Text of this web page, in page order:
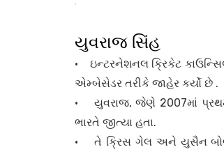
યુવરાજ સિંહ
• ઇન્ટરનેશનલ ક્રિકેટ
એમ્બેસેડર તરીકે જાહેર કર્યો છે .
• યુવરાજ, જેણે 2007માં
ભારતે જીત્યા હતા.
• તે ક્રિસ ગેલ અને યુસૈન